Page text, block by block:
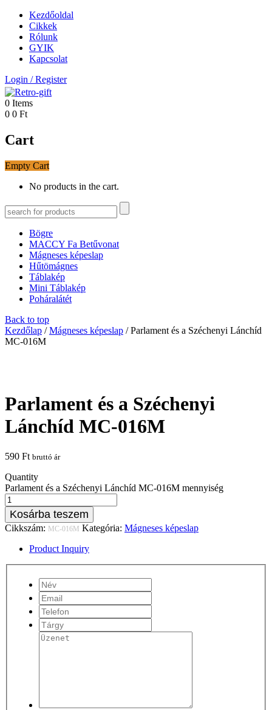
Kezdőoldal
Cikkek
Rólunk
GYIK
Kapcsolat
Login /Register
0 Items
0 0 Ft
Cart
Empty Cart
No products in the cart.
Bögre
MACCY Fa Betűvonat
Mágneses képeslap
Hűtömágnes
Táblakép
Mini Táblakép
Poháralátét
Back to top
Kezdőlap /Mágneses képeslap / Parlament és a Széchenyi Lánchíd
MC-016M
Parlament és a Széchenyi
Lánchíd MC-016M
590 Ft bruttó ár
Quantity
Parlament és a Széchenyi Lánchíd MC-016M mennyiség
Kosárba teszem
Cikkszám: MC-016M Kategória: Mágneses képeslap
Product Inquiry